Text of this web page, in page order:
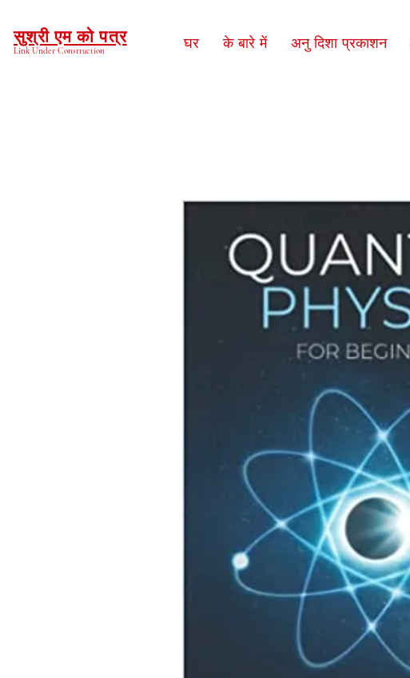
सुश्री एम को पत्र
Link Under Construction घर के बारे में अनु दिशा प्रकाशन